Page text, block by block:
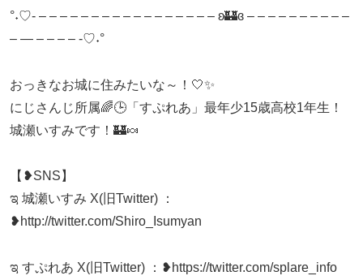
°˖♡- – – – – – – – – – – – – – – – – – ʚ🏰ɞ – – – – – – – – – –
– — – – – – -♡˖°
おっきなお城に住みたいな～！🤍✨
にじさんじ所属🌈🕒「すぷれあ」最年少15歳高校1年生！
城瀬いすみです！🏰🍬
【❥SNS】
ಇ 城瀬いすみ X(旧Twitter) ：
❥http://twitter.com/Shiro_Isumyan
ಇ すぷれあ X(旧Twitter) ：❥https://twitter.com/splare_info